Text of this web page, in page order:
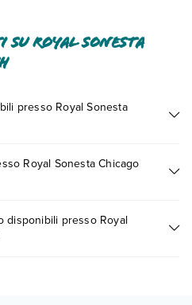
Royal Sonesta
presso Royal Sonesta
River North. Scoprile tutte nella
Royal Sonesta Chicago
condizioni dell'hotel, ecc).
il motore di ricerca e scegli
disponibili presso Royal